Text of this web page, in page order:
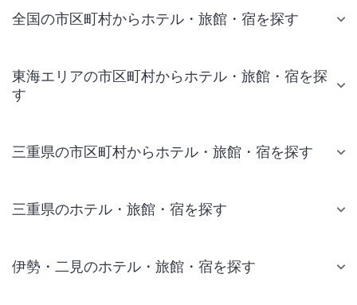
全国の市区町村からホテル・旅館・宿を探す
東海エリアの市区町村からホテル・旅館・宿を探
す
三重県の市区町村からホテル・旅館・宿を探す
三重県のホテル・旅館・宿を探す
伊勢・二見のホテル・旅館・宿を探す